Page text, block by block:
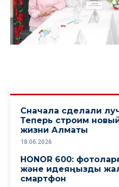
Сначала сделали
Теперь строим
жизни Алматы
18.06.2026
HONOR 600:
және идеяңызды
смартфон